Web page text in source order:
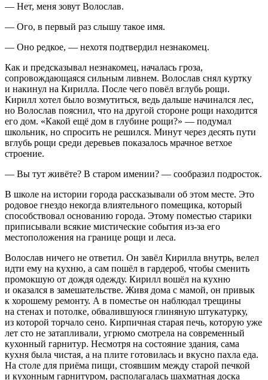
— Нет, меня зовут Волослав.
— Ого, в первый раз слышу такое имя.
— Оно редкое, — нехотя подтвердил незнакомец.
Как и предсказывал незнакомец, началась гроза,
сопровождающаяся сильным ливнем. Волослав снял куртку
и накинул на Кирилла. После чего повёл вглубь рощи.
Кирилл хотел было возмутиться, ведь дальше начинался лес,
но Волослав пояснил, что на другой стороне рощи находится
его дом. «Какой ещё дом в глубине рощи?» — подумал
школьник, но спросить не решился. Минут через десять пути
вглубь рощи среди деревьев показалось мрачное ветхое
строение.
— Вы тут живёте? В старом имении? — сообразил подросток.
В школе на истории города рассказывали об этом месте. Это
родовое гнездо некогда влиятельного помещика, который
способствовал основанию города. Этому поместью старики
приписывали всякие мистические события из-за его
местоположения на границе рощи и леса.
Волослав ничего не ответил. Он завёл Кирилла внутрь, велел
идти ему на кухню, а сам пошёл в гардероб, чтобы сменить
промокшую от дождя одежду. Кирилл вошёл на кухню
и оказался в замешательстве. Живя дома с мамой, он привык
к хорошему ремонту. А в поместье он наблюдал трещины
на стенах и потолке, обвалившуюся глиняную штукатурку,
из которой торчало сено. Кирпичная старая печь, которую уже
лет сто не затапливали, угрюмо смотрела на современный
кухонный гарнитур. Несмотря на состояние здания, сама
кухня была чистая, а на плите готовилась и вкусно пахла еда.
На столе для приёма пищи, стоявшим между старой печкой
и кухонным гарнитуром, располагалась шахматная доска